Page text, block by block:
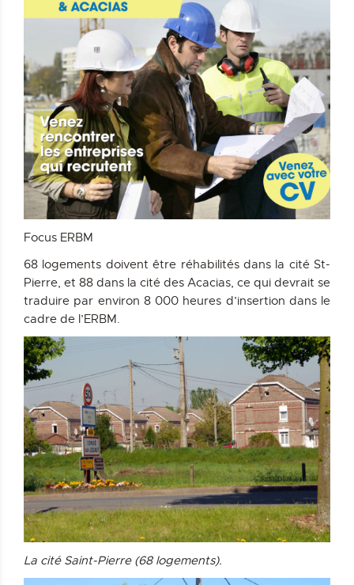
Focus ERBM
68 logements doivent être réhabilités dans la cité St-
Pierre, et 88 dans la cité des Acacias, ce qui devrait se
traduire par environ 8 000 heures d’insertion dans le
cadre de l’ERBM.
La cité Saint-Pierre (68 logements).